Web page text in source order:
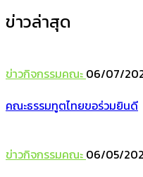
ข่าวล่าสุด
ข่าวกิจกรรมคณะ 06/07/
คณะธรรมทูตไทยขอร่วมยินดี
ข่าวกิจกรรมคณะ 06/05/